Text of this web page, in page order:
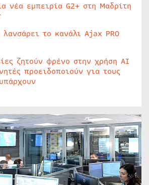
νέα εμπειρία G2+ στη Μαδρίτη
το κανάλι Ajax PRO
ζητούν φρένο στην χρήση AI
προειδοποιούν για τους